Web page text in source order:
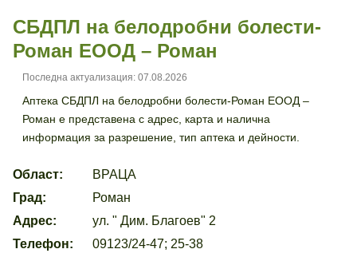
СБДПЛ на белодробни болести-
Роман ЕООД – Роман
Последна актуализация: 07.08.2026
Аптека СБДПЛ на белодробни болести-Роман ЕООД –
Роман е представена с адрес, карта и налична
информация за разрешение, тип аптека и дейности.
Област:
ВРАЦА
Град:
Роман
Адрес:
ул. " Дим. Благоев" 2
Телефон:
09123/24-47; 25-38